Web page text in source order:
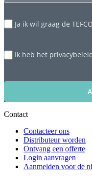
Ja ik wil graag de
Ik heb het
Contact
Contacteer ons
Distributeur worden
Ontvang een offerte
Login aanvragen
Aanmelden voor de